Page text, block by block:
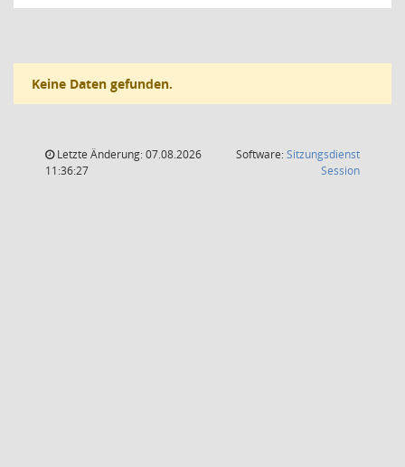
Keine Daten gefunden.
Letzte Änderung: 07.08.2026
11:36:27
Software:Sitzungsdienst
Session(Wird in